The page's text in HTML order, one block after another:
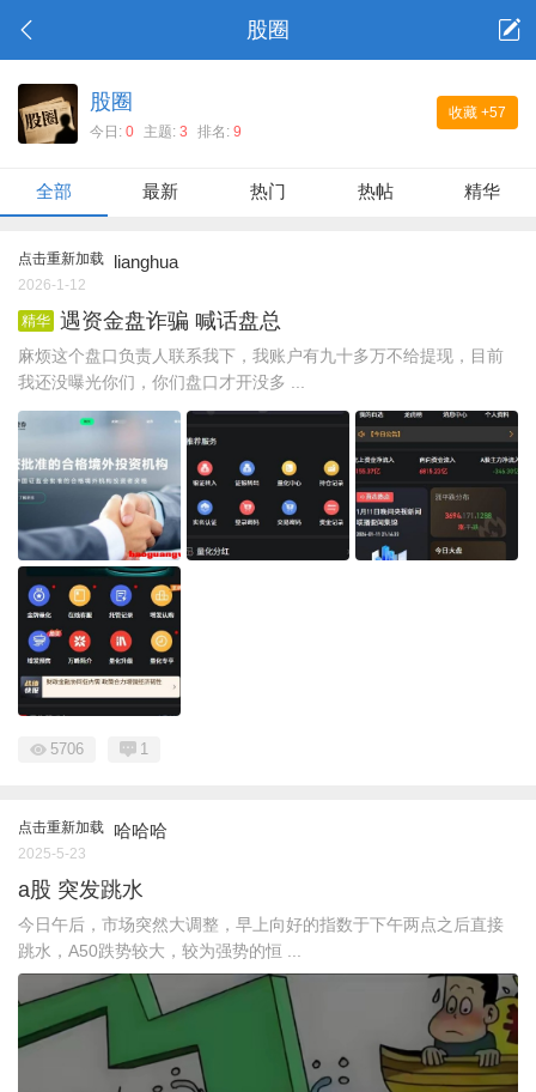
股圈
收藏 +57
股圈
今日: 0 主题: 3 排名: 9
全部 最新 热门 热帖 精华
点击重新加载 lianghua
2026-1-12
精华 遇资金盘诈骗 喊话盘总
麻烦这个盘口负责人联系我下，我账户有九十多万不给提现，目前
我还没曝光你们，你们盘口才开没多 ...
5706 1
点击重新加载 哈哈哈
2025-5-23
a股 突发跳水
今日午后，市场突然大调整，早上向好的指数于下午两点之后直接
跳水，A50跌势较大，较为强势的恒 ...